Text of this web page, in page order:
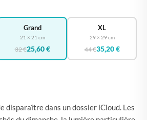
Grand
21 × 21 cm
32 €25,60 €
XL
29 × 29 cm
44 €35,20 €
disparaître dans un dossier iCloud. Les